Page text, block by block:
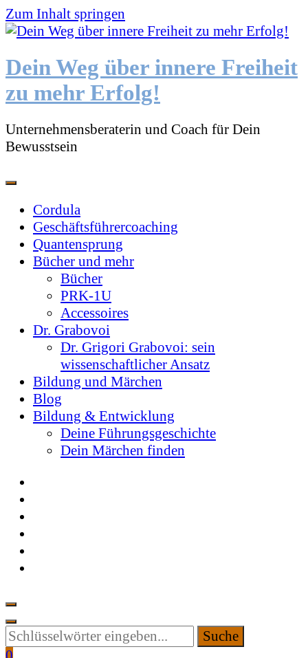
Zum Inhalt springen
Dein Weg über innere Freiheit
zu mehr Erfolg!
Unternehmensberaterin und Coach für Dein
Bewusstsein
Cordula
Geschäftsführercoaching
Quantensprung
Bücher und mehr
Bücher
PRK-1U
Accessoires
Dr. Grabovoi
Dr. Grigori Grabovoi: sein
wissenschaftlicher Ansatz
Bildung und Märchen
Blog
Bildung & Entwicklung
Deine Führungsgeschichte
Dein Märchen finden
Suchen
Sie